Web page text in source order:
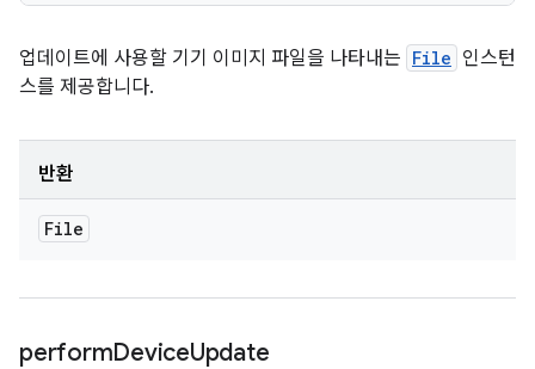
업데이트에 사용할 기기 이미지 파일을 나타내는 File 인스턴
스를 제공합니다.
반환
File
performDeviceUpdate